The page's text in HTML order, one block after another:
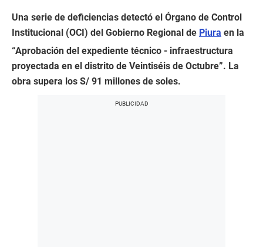
Una serie de deficiencias detectó el Órgano de Control
Institucional (OCI) del Gobierno Regional de Piura en la
“Aprobación del expediente técnico - infraestructura
proyectada en el distrito de Veintiséis de Octubre”. La
obra supera los S/ 91 millones de soles.